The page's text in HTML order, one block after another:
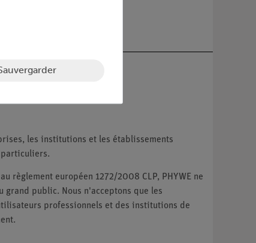
les institutions et les établissements
particuliers.
règlement européen 1272/2008 CLP, PHYWE ne
public. Nous n'acceptons que les
professionnels et des institutions de